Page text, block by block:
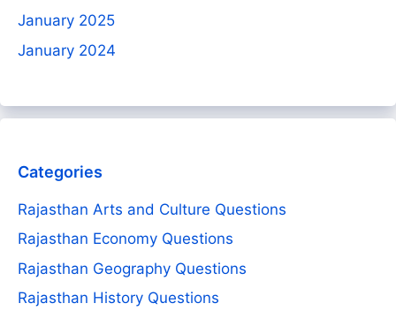
January 2025
January 2024
Categories
Rajasthan Arts and Culture Questions
Rajasthan Economy Questions
Rajasthan Geography Questions
Rajasthan History Questions